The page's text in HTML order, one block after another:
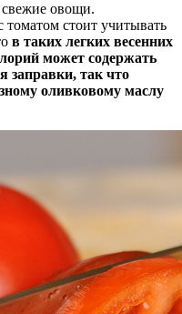
свежие овощи.
томатом стоит учитывать
в таких легких весенних
может содержать
заправки, так что
оливковому маслу